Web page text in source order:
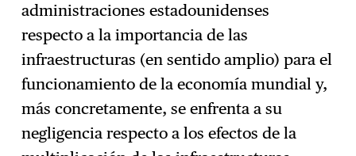
administraciones estadounidenses
respecto a la importancia de las
infraestructuras (en sentido amplio) para el
funcionamiento de la economía mundial y,
más concretamente, se enfrenta a su
negligencia respecto a los efectos de la